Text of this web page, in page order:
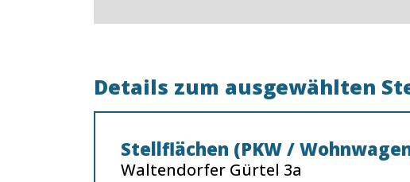
Details zum ausgewählten
Stellflächen (PKW /
Waltendorfer Gürtel 3a